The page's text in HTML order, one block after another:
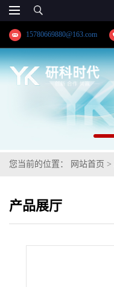
15780669880@163.com
您当前的位置： 网站首页 >
产品展厅